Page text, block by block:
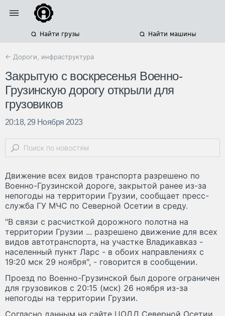
Найти грузы Найти машины
← Дороги, инфраструктура
Закрытую с воскресенья Военно-
Грузинскую дорогу открыли для
грузовиков
20:18, 29 Ноября 2023
Движение всех видов транспорта разрешено по
Военно-Грузинской дороге, закрытой ранее из-за
непогоды на территории Грузии, сообщает пресс-
служба ГУ МЧС по Северной Осетии в среду.
"В связи с расчисткой дорожного полотна на
территории Грузии ... разрешено движение для всех
видов автотранспорта, на участке Владикавказ -
населенный пункт Ларс - в обоих направлениях с
19:20 мск 29 ноября", - говорится в сообщении.
Проезд по Военно-Грузинской был дороге ограничен
для грузовиков с 20:15 (мск) 26 ноября из-за
непогоды на территории Грузии.